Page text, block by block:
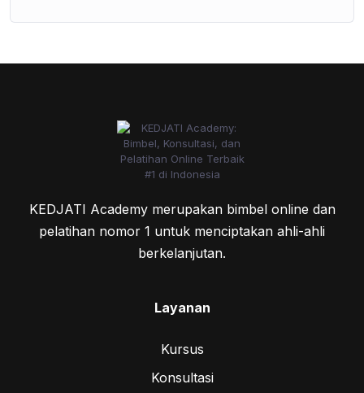
KEDJATI Academy merupakan bimbel online dan
pelatihan nomor 1 untuk menciptakan ahli-ahli
berkelanjutan.
Layanan
Kursus
Konsultasi